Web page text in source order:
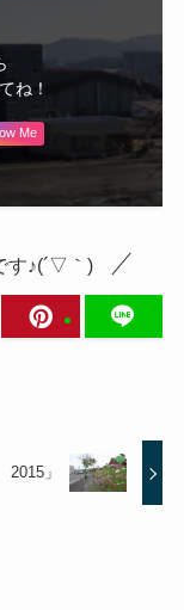
ね！
Me
す♪(´▽｀)
」